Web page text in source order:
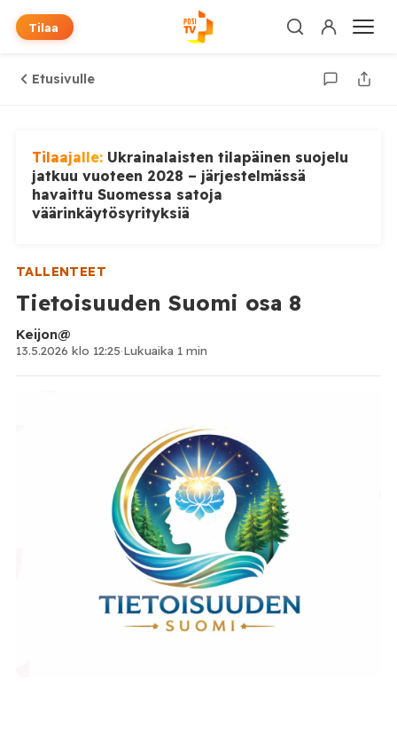
Tilaa
Etusivulle
Tilaajalle: Ukrainalaisten tilapäinen suojelu
jatkuu vuoteen 2028 – järjestelmässä
havaittu Suomessa satoja
väärinkäytösyrityksiä
TALLENTEET
Tietoisuuden Suomi osa 8
Keijon@
13.5.2026 klo 12:25·Lukuaika 1 min